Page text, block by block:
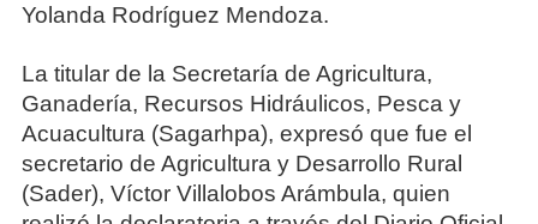
Yolanda Rodríguez Mendoza.
La titular de la Secretaría de Agricultura,
Ganadería, Recursos Hidráulicos, Pesca y
Acuacultura (Sagarhpa), expresó que fue el
secretario de Agricultura y Desarrollo Rural
(Sader), Víctor Villalobos Arámbula, quien